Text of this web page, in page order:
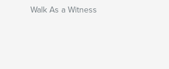
Walk As a Witness